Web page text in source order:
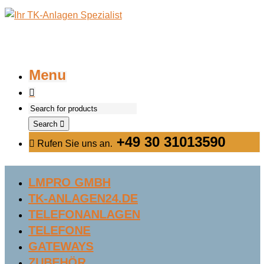
Menu
Search
Rufen Sie uns an. +49 30 31013590
LMPRO GMBH
TK-ANLAGEN24.DE
TELEFONANLAGEN
TELEFONE
GATEWAYS